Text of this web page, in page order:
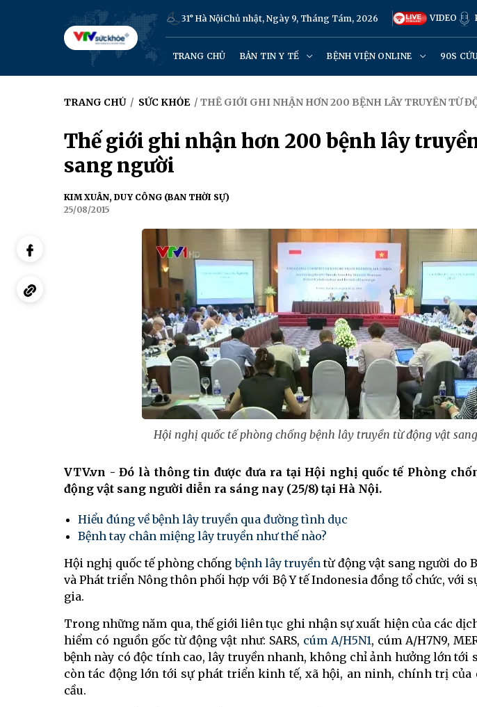
31° Hà NộiChủ nhật, Ngày 9, Tháng Tám, 2026 VIDEO
TRANG CHỦ BẢN TIN Y TẾ BỆNH VIỆN ONLINE 90S
TRANG CHỦ / SỨC KHỎE / THẾ GIỚI GHI NHẬN HƠN 200 BỆNH LÂY TRUYỀN TỪ
Thế giới ghi nhận hơn 200 bệnh lây
sang người
KIM XUÂN, DUY CÔNG (BAN THỜI SỰ)
25/08/2015
Hội nghị quốc tế phòng chống bệnh lây truyền từ động vật
VTV.vn - Đó là thông tin được đưa ra tại Hội nghị quốc tế Phòng
động vật sang người diễn ra sáng nay (25/8) tại Hà Nội.
Hiểu đúng về bệnh lây truyền qua đường tình dục
Bệnh tay chân miệng lây truyền như thế nào?
Hội nghị quốc tế phòng chốngbệnh lây truyềntừ động vật sang người do
và Phát triển Nông thôn phối hợp với Bộ Y tế Indonesia đồng tổ chức, với
gia.
Trong những năm qua, thế giới liên tục ghi nhận sự xuất hiện của các
hiểm có nguồn gốc từ động vật như: SARS, cúm A/H5N1, cúm A/H7N9,
bệnh này có độc tính cao, lây truyền nhanh, không chỉ ảnh hưởng lớn tới
còn tác động lớn tới sự phát triển kinh tế, xã hội, an ninh, chính trị của
cầu.